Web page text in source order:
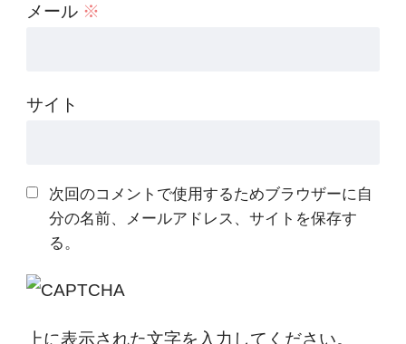
メール ※
サイト
次回のコメントで使用するためブラウザーに自
分の名前、メールアドレス、サイトを保存す
る。
上に表示された文字を入力してください。